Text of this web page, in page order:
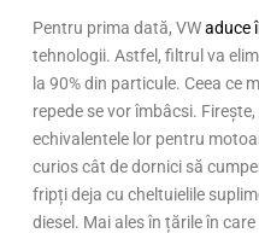
Pentru prima dată, VWaduce
tehnologii. Astfel, filtrul va
la 90% din particule. Ceea ce
repede se vor îmbâcsi.
echivalentele lor pentru
curios cât de dornici să
fripți deja cu cheltuielile
diesel. Mai ales în țările în